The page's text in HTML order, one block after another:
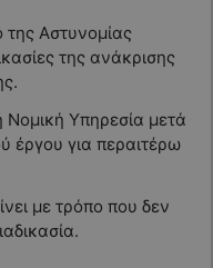
Αστυνομίας
της ανάκρισης
Νομική Υπηρεσία μετά
έργου για περαιτέρω
με τρόπο που δεν